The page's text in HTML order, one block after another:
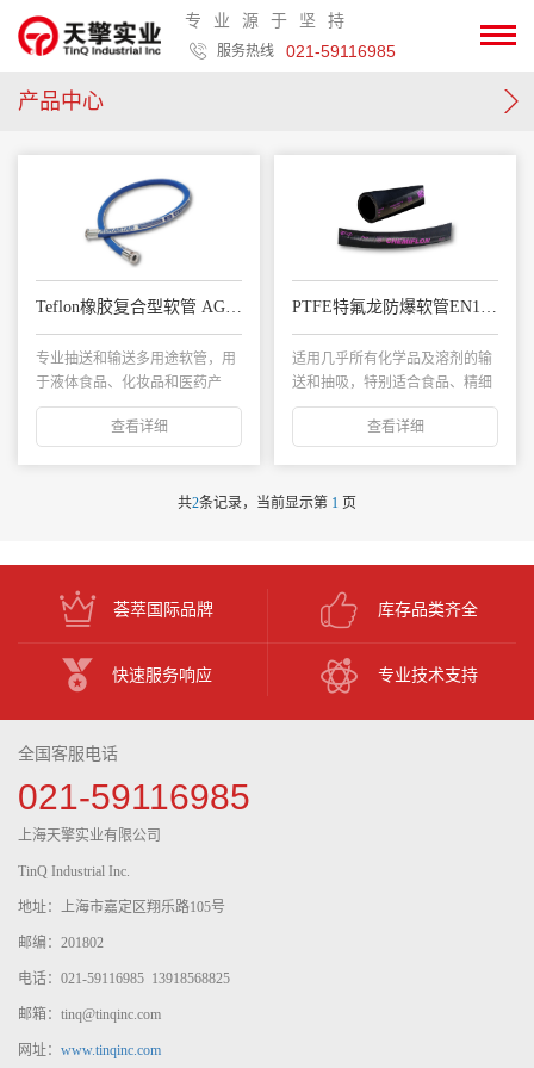
专业源于坚持
服务热线 021-59116985
产品中心
Teflon橡胶复合型软管 AGRASTAR SD/16
专业抽送和输送多用途软管，用
于液体食品、化妆品和医药产
品。...
查看详细
PTFE特氟龙防爆软管EN12115-CHEMIFLON SD/16
适用几乎所有化学品及溶剂的输
送和抽吸，特别适合食品、精细
化工、制药及化妆...
查看详细
共2条记录，当前显示第 1 页
荟萃国际品牌 库存品类齐全
快速服务响应 专业技术支持
全国客服电话
021-59116985
上海天擎实业有限公司
TinQ Industrial Inc.
地址：上海市嘉定区翔乐路105号
邮编：201802
电话：021-59116985 13918568825
邮箱：tinq@tinqinc.com
网址： www.tinqinc.com